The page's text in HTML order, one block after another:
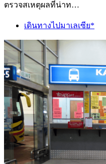
ตรวจสเหตุผลที่น่าท…
เดินทางไปมาเลเซีย*